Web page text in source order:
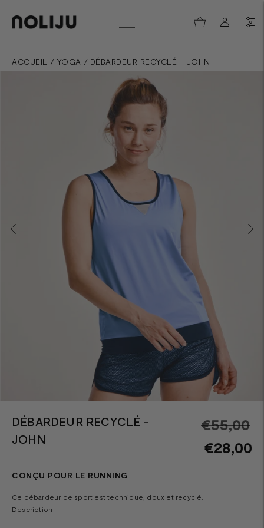
ACCUEIL / YOGA / DÉBARDEUR RECYCLÉ - JOHN
DÉBARDEUR RECYCLÉ -
JOHN
€55,00
€28,00
CONÇU POUR LE RUNNING
Ce débardeur de sport est technique, doux et recyclé.
Description